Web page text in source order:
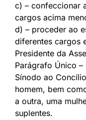
c) – confeccionar
cargos acima
d) – proceder ao
diferentes cargos
Presidente da
Parágrafo Único
Sínodo ao
homem, bem
a outra, uma
suplentes.